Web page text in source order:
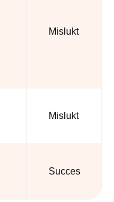
Mislukt
Mislukt
Succes